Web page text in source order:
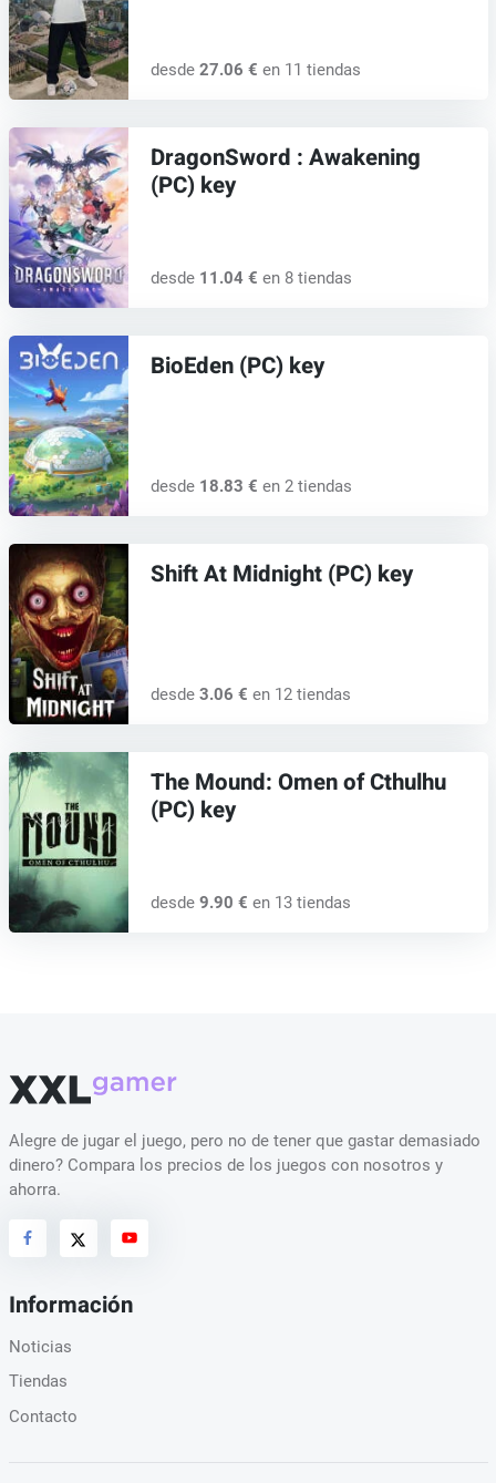
desde 27.06 € en 11 tiendas
DragonSword : Awakening
(PC) key
desde 11.04 € en 8 tiendas
BioEden (PC) key
desde 18.83 € en 2 tiendas
Shift At Midnight (PC) key
desde 3.06 € en 12 tiendas
The Mound: Omen of Cthulhu
(PC) key
desde 9.90 € en 13 tiendas
Alegre de jugar el juego, pero no de tener que gastar demasiado
dinero? Compara los precios de los juegos con nosotros y
ahorra.
Información
Noticias
Tiendas
Contacto